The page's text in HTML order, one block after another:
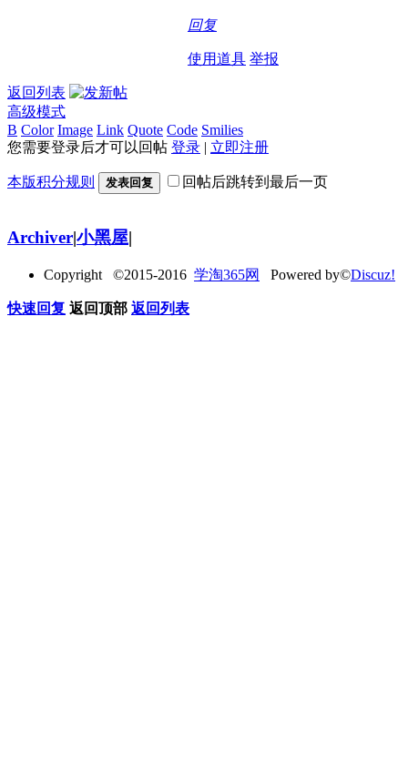
回复
使用道具 举报
返回列表
高级模式
B Color Image Link Quote Code Smilies
您需要登录后才可以回帖 登录 | 立即注册
本版积分规则 发表回复 回帖后跳转到最后一页
Archiver|小黑屋|
Copyright ©2015-2016 学淘365网 Powered by©Discuz!
快速回复 返回顶部 返回列表